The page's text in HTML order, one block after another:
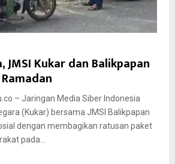
JMSI Kukar dan Balikpapan
– Jaringan Media Siber Indonesia
(Kukar) bersama JMSI Balikpapan
dengan membagikan ratusan paket
pada...